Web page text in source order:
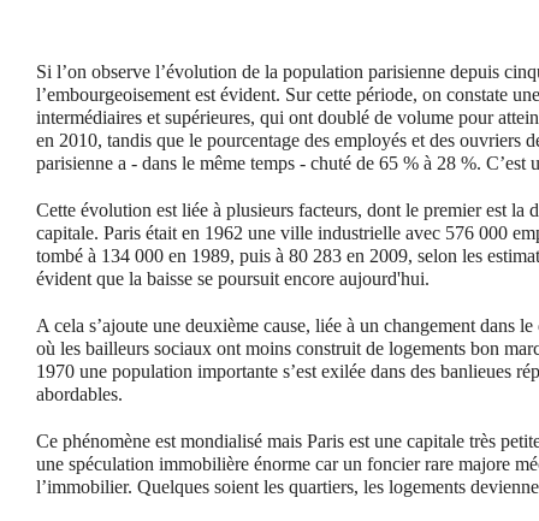
Si l’on observe l’évolution de la population parisienne depuis
l’embourgeoisement est évident. Sur cette période, on constate
intermédiaires et supérieures, qui ont doublé de volume pour
en 2010, tandis que le pourcentage des employés et des ouvriers
parisienne a - dans le même temps - chuté de 65 % à 28 %. C’est
Cette évolution est liée à plusieurs facteurs, dont le premier est la
capitale. Paris était en 1962 une ville industrielle avec 576 000
tombé à 134 000 en 1989, puis à 80 283 en 2009, selon les
évident que la baisse se poursuit encore aujourd'hui.
A cela s’ajoute une deuxième cause, liée à un changement dans
où les bailleurs sociaux ont moins construit de logements bon
1970 une population importante s’est exilée dans des banlieues
abordables.
Ce phénomène est mondialisé mais Paris est une capitale très
une spéculation immobilière énorme car un foncier rare majore
l’immobilier. Quelques soient les quartiers, les logements